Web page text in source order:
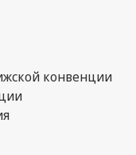
конвенции